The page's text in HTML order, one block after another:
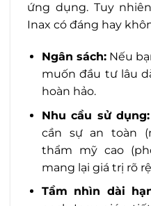
ứng dụng. Tuy
Inax có đáng hay
Ngân sách:Nếu
muốn đầu tư lâu
hoàn hảo.
Nhu cầu sử dụng:
cần sự an toàn
thẩm mỹ cao
mang lại giá trị rõ
Tầm nhìn dài